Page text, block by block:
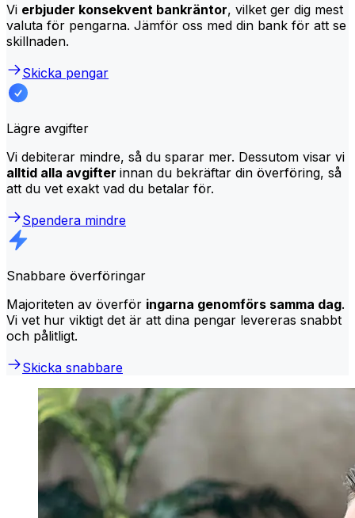
Vi erbjuder konsekvent bankräntor, vilket ger dig mest
valuta för pengarna. Jämför oss med din bank för att se
skillnaden.
Skicka pengar
Lägre avgifter
Vi debiterar mindre, så du sparar mer. Dessutom visar vi
alltid alla avgifter innan du bekräftar din överföring, så
att du vet exakt vad du betalar för.
Spendera mindre
Snabbare överföringar
Majoriteten av överför ingarna genomförs samma dag.
Vi vet hur viktigt det är att dina pengar levereras snabbt
och pålitligt.
Skicka snabbare